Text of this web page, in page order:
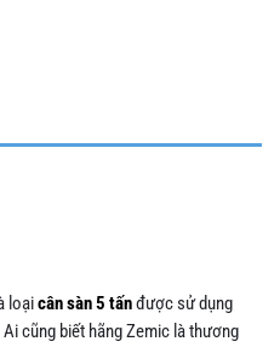
loạicân sàn 5 tấnđược sử dụng
cũng biết hãng Zemic là thương